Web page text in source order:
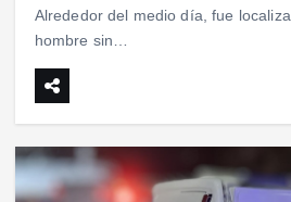
Alrededor del medio día, fue
hombre sin…